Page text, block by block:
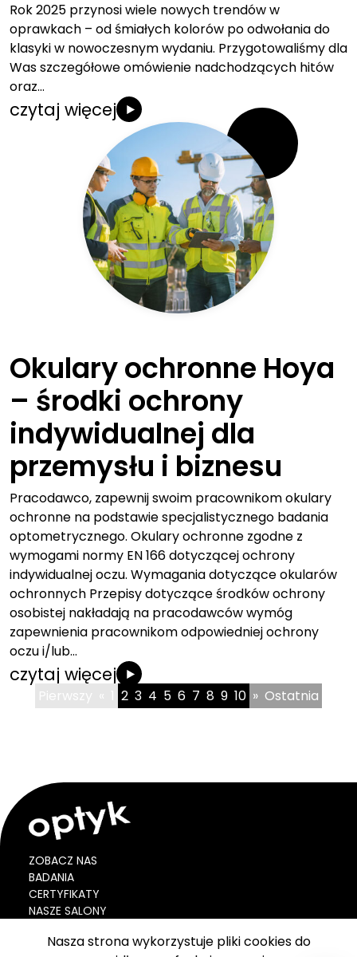
Nasza strona wykorzystuje pliki cookies do
Rok 2025 przynosi wiele nowych trendów w
oprawkach – od śmiałych kolorów po odwołania do
klasyki w nowoczesnym wydaniu. Przygotowaliśmy dla
Was szczegółowe omówienie nadchodzących hitów
oraz…
czytaj więcej
Okulary ochronne Hoya
– środki ochrony
indywidualnej dla
przemysłu i biznesu
Pracodawco, zapewnij swoim pracownikom okulary
ochronne na podstawie specjalistycznego badania
optometrycznego. Okulary ochronne zgodne z
wymogami normy EN 166 dotyczącej ochrony
indywidualnej oczu. Wymagania dotyczące okularów
ochronnych Przepisy dotyczące środków ochrony
osobistej nakładają na pracodawców wymóg
zapewnienia pracownikom odpowiedniej ochrony
oczu i/lub…
czytaj więcej
Pierwszy « 1 2 3 4 5 6 7 8 9 10 » Ostatnia
ZOBACZ NAS
BADANIA
CERTYFIKATY
NASZE SALONY
VOUCHER